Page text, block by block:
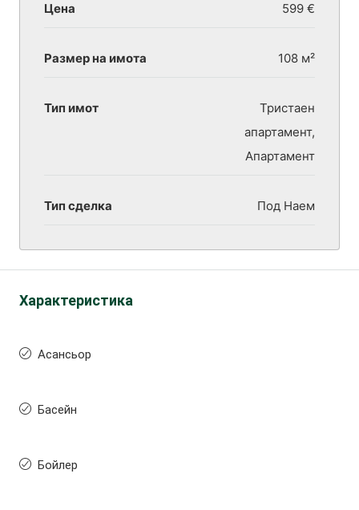
Цена 599 €
Размер на имота 108 м²
Тип имот
Тристаен
апартамент,
Апартамент
Тип сделка Под Наем
Характеристика
Асансьор
Басейн
Бойлер